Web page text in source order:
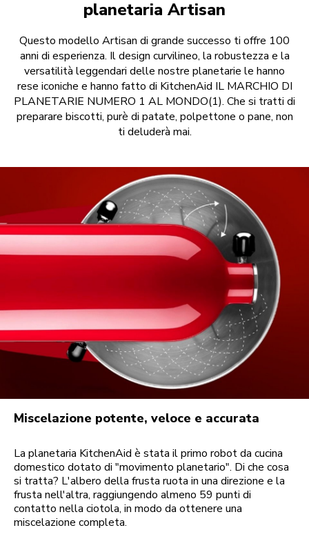
planetaria Artisan
Questo modello Artisan di grande successo ti offre 100
anni di esperienza. Il design curvilineo, la robustezza e la
versatilità leggendari delle nostre planetarie le hanno
rese iconiche e hanno fatto di KitchenAid IL MARCHIO DI
PLANETARIE NUMERO 1 AL MONDO(1). Che si tratti di
preparare biscotti, purè di patate, polpettone o pane, non
ti deluderà mai.
Miscelazione potente, veloce e accurata
La planetaria KitchenAid è stata il primo robot da cucina
domestico dotato di "movimento planetario". Di che cosa
si tratta? L'albero della frusta ruota in una direzione e la
frusta nell'altra, raggiungendo almeno 59 punti di
contatto nella ciotola, in modo da ottenere una
miscelazione completa.